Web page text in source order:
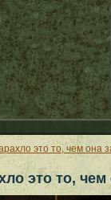
это то, чем она
это то,